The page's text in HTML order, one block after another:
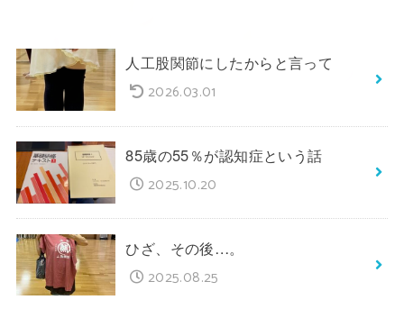
人工股関節にしたからと言って
2026.03.01
85歳の55％が認知症という話
2025.10.20
ひざ、その後…。
2025.08.25